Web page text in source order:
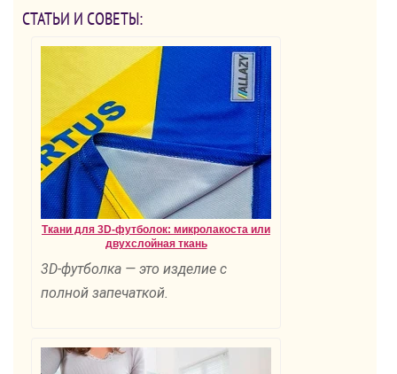
СТАТЬИ И СОВЕТЫ:
Ткани для 3D-футболок: микролакоста или
двухслойная ткань
3D-футболка — это изделие с
полной запечаткой.